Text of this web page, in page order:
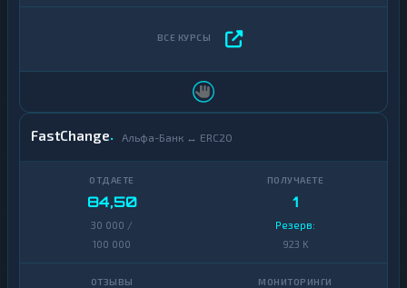
FastChange Альфа-Банк ↔ ERC20
84,50
30 000 /
100 000
1
Резерв:
923 K